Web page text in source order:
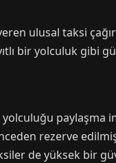
ulusal taksi
bir yolculuk gibi
yolculuğu
rezerve
de yüksek bir